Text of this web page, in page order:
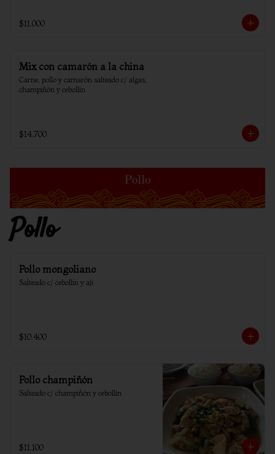
$11.000
Mix con camarón a la china
Carne, pollo y camarón salteado c/ algas,
champiñón y cebollín
$14.700
Pollo
Pollo mongoliano
Salteado c/ cebollin y aji
$10.400
Pollo champiñón
Salteado c/ champiñón y cebollín
$11.100